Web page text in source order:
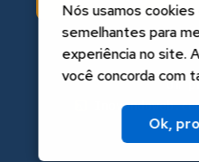
Um
Nós usamos
semelhantes para
experiência no site.
você concorda com
Ok,